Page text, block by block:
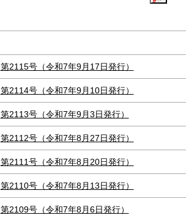
第2115号（令和7年9月17日発行）
第2114号（令和7年9月10日発行）
第2113号（令和7年9月3日発行）
第2112号（令和7年8月27日発行）
第2111号（令和7年8月20日発行）
第2110号（令和7年8月13日発行）
第2109号（令和7年8月6日発行）